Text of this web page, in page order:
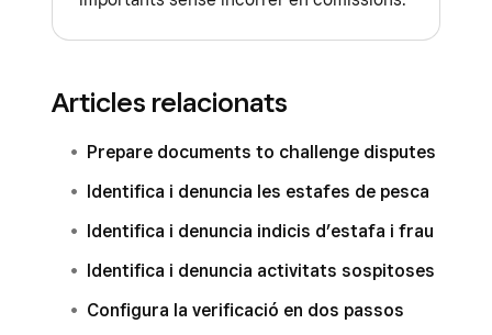
Articles relacionats
Prepare documents to challenge disputes
Identifica i denuncia les estafes de pesca
Identifica i denuncia indicis d’estafa i frau
Identifica i denuncia activitats sospitoses
Configura la verificació en dos passos